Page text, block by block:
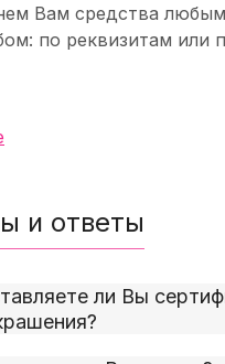
Вам средства
по реквизитам или
и ответы
ли Вы